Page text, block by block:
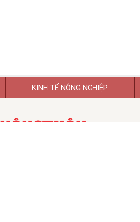
KINH TẾ NÔNG NGHIỆP